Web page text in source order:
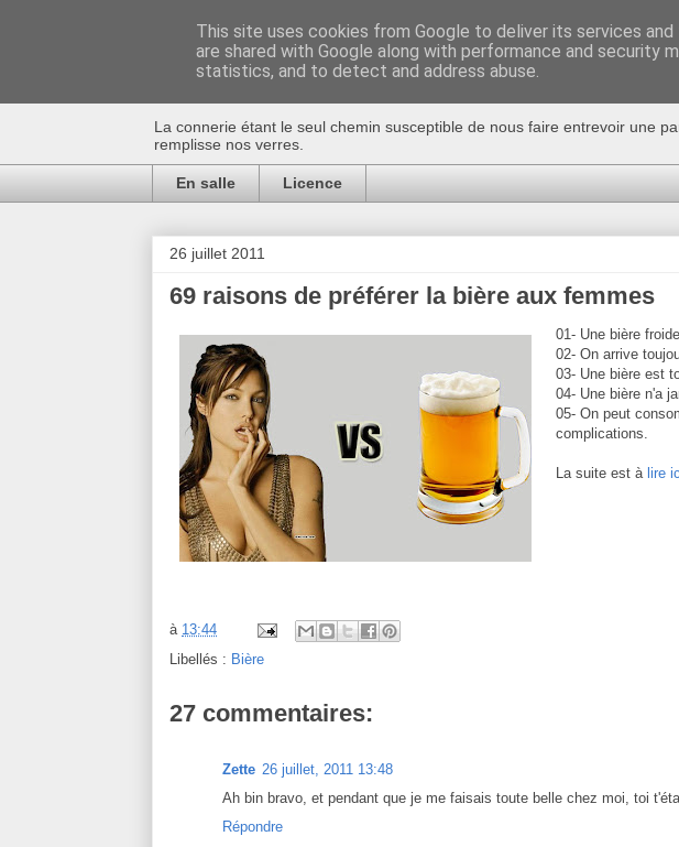
Au bistro !
La connerie étant le seul chemin susceptible de nous faire entrevoir une
remplisse nos verres.
En salle Licence
26 juillet 2011
69 raisons de préférer la bière aux femmes
01- Une bière
02- On arrive
03- Une bière est
04- Une bière n'a
05- On peut
complications.
La suite est à lire
à 13:44
Libellés : Bière
27 commentaires:
Zette 26 juillet, 2011 13:48
Ah bin bravo, et pendant que je me faisais toute belle chez moi, toi
Répondre
This site uses cookies from Google to deliver its services
are shared with Google along with performance and security
statistics, and to detect and address abuse.